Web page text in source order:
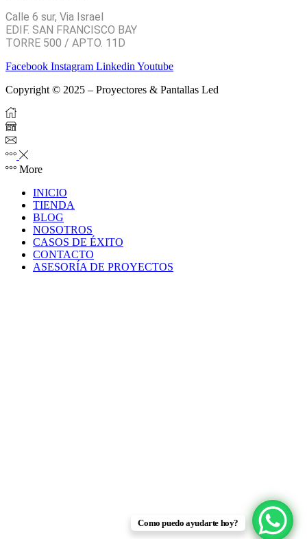
Calle 6 sur, Via Israel
EDIF. SAN FRANCISCO BAY
TORRE 500 / APTO. 11D
Facebook Instagram Linkedin Youtube
Copyright © 2025 – Proyectores & Pantallas Led
More
INICIO
TIENDA
BLOG
NOSOTROS
CASOS DE ÉXITO
CONTACTO
ASESORÍA DE PROYECTOS
Como puedo ayudarte hoy?